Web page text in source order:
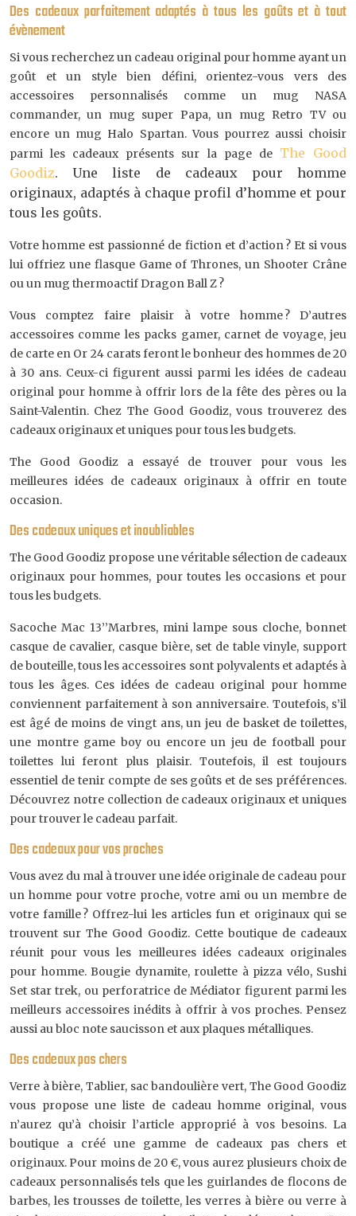
Des cadeaux parfaitement adaptés à tous les goûts et à tout
évènement
Si vous recherchez un cadeau original pour homme ayant un
goût et un style bien défini, orientez-vous vers des
accessoires personnalisés comme un mug NASA
commander, un mug super Papa, un mug Retro TV ou
encore un mug Halo Spartan. Vous pourrez aussi choisir
parmi les cadeaux présents sur la page de The Good
Goodiz. Une liste de cadeaux pour homme
originaux, adaptés à chaque profil d’homme et pour
tous les goûts.
Votre homme est passionné de fiction et d’action ? Et si vous
lui offriez une flasque Game of Thrones, un Shooter Crâne
ou un mug thermoactif Dragon Ball Z ?
Vous comptez faire plaisir à votre homme ? D’autres
accessoires comme les packs gamer, carnet de voyage, jeu
de carte en Or 24 carats feront le bonheur des hommes de 20
à 30 ans. Ceux-ci figurent aussi parmi les idées de cadeau
original pour homme à offrir lors de la fête des pères ou la
Saint-Valentin. Chez The Good Goodiz, vous trouverez des
cadeaux originaux et uniques pour tous les budgets.
The Good Goodiz a essayé de trouver pour vous les
meilleures idées de cadeaux originaux à offrir en toute
occasion.
Des cadeaux uniques et inoubliables
The Good Goodiz propose une véritable sélection de cadeaux
originaux pour hommes, pour toutes les occasions et pour
tous les budgets.
Sacoche Mac 13’’Marbres, mini lampe sous cloche, bonnet
casque de cavalier, casque bière, set de table vinyle, support
de bouteille, tous les accessoires sont polyvalents et adaptés à
tous les âges. Ces idées de cadeau original pour homme
conviennent parfaitement à son anniversaire. Toutefois, s’il
est âgé de moins de vingt ans, un jeu de basket de toilettes,
une montre game boy ou encore un jeu de football pour
toilettes lui feront plus plaisir. Toutefois, il est toujours
essentiel de tenir compte de ses goûts et de ses préférences.
Découvrez notre collection de cadeaux originaux et uniques
pour trouver le cadeau parfait.
Des cadeaux pour vos proches
Vous avez du mal à trouver une idée originale de cadeau pour
un homme pour votre proche, votre ami ou un membre de
votre famille ? Offrez-lui les articles fun et originaux qui se
trouvent sur The Good Goodiz. Cette boutique de cadeaux
réunit pour vous les meilleures idées cadeaux originales
pour homme. Bougie dynamite, roulette à pizza vélo, Sushi
Set star trek, ou perforatrice de Médiator figurent parmi les
meilleurs accessoires inédits à offrir à vos proches. Pensez
aussi au bloc note saucisson et aux plaques métalliques.
Des cadeaux pas chers
Verre à bière, Tablier, sac bandoulière vert, The Good Goodiz
vous propose une liste de cadeau homme original, vous
n’aurez qu’à choisir l’article approprié à vos besoins. La
boutique a créé une gamme de cadeaux pas chers et
originaux. Pour moins de 20 €, vous aurez plusieurs choix de
cadeaux personnalisés tels que les guirlandes de flocons de
barbes, les trousses de toilette, les verres à bière ou verre à